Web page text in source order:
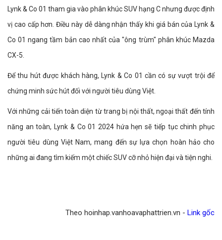
Lynk & Co 01 tham gia vào phân khúc SUV hạng C nhưng được định
vị cao cấp hơn. Điều này dễ dàng nhận thấy khi giá bán của Lynk &
Co 01 ngang tầm bản cao nhất của "ông trùm" phân khúc Mazda
CX-5.
Để thu hút được khách hàng, Lynk & Co 01 cần có sự vượt trội để
chứng minh sức hút đối với người tiêu dùng Việt.
Với những cải tiến toàn diện từ trang bị nội thất, ngoại thất đến tính
năng an toàn, Lynk & Co 01 2024 hứa hẹn sẽ tiếp tục chinh phục
người tiêu dùng Việt Nam, mang đến sự lựa chọn hoàn hảo cho
những ai đang tìm kiếm một chiếc SUV cỡ nhỏ hiện đại và tiện nghi.
Theo hoinhap.vanhoavaphattrien.vn - Link gốc